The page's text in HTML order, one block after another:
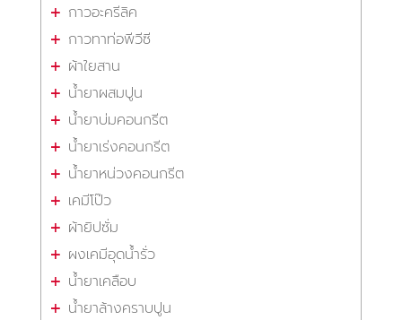
กาวอะครีลิค
กาวทาท่อพีวีซี
ผ้าใยสาน
น้ำยาผสมปูน
น้ำยาบ่มคอนกรีต
น้ำยาเร่งคอนกรีต
น้ำยาหน่วงคอนกรีต
เคมีโป๊ว
ผ้ายิปซั่ม
ผงเคมีอุดน้ำรั่ว
น้ำยาเคลือบ
น้ำยาล้างคราบปูน